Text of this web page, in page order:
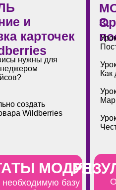
и
карточек
нужны для
создать
Wildberries
3.
Как
необходимую базу
МОДУЛЯ